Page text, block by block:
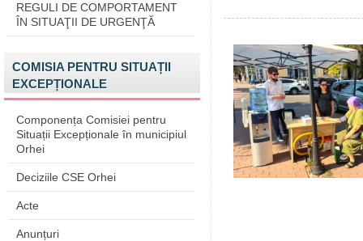
REGULI DE COMPORTAMENT
ÎN SITUAŢII DE URGENŢĂ
COMISIA PENTRU SITUAȚII
EXCEPȚIONALE
Componența Comisiei pentru
Situații Excepționale în municipiul
Orhei
Deciziile CSE Orhei
Acte
Anunțuri